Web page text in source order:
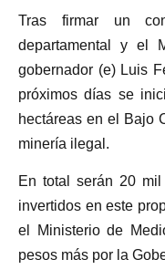
Tras firmar un
departamental y el
gobernador (e) Luis
próximos días se
hectáreas en el Bajo
minería ilegal.
En total serán 20
invertidos en este
el Ministerio de
pesos más por la